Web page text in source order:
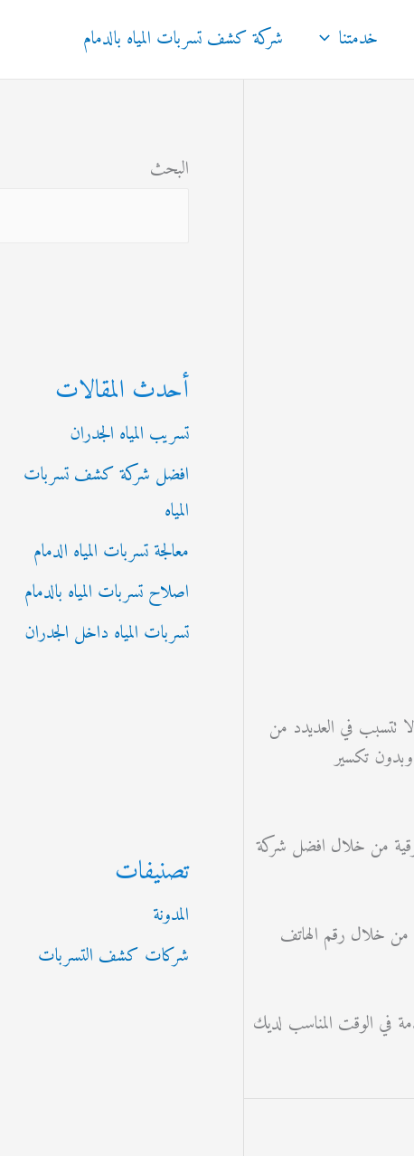
خدمتنا شركة كشف تسربات المياه بالدمام
تتسبب في العديدد من
تكسير
من خلال افضل شركة
من خلال رقم الهاتف
في الوقت المناسب لديك
البحث
أحدث المقالات
تسريب المياه الجدران
افضل شركة كشف تسربات
المياه
معالجة تسربات المياه الدمام
اصلاح تسربات المياه بالدمام
تسربات المياه داخل الجدران
تصنيفات
المدونة
شركات كشف التسربات